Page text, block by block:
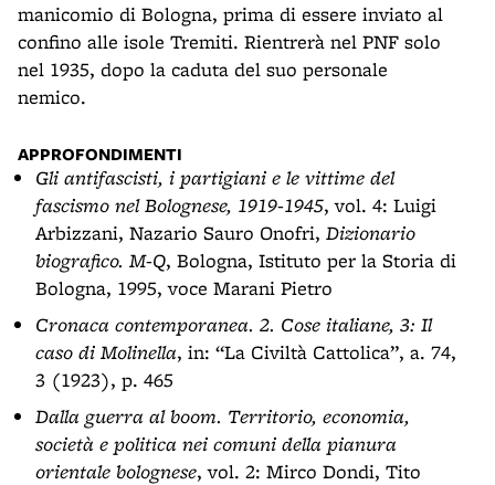
manicomio di Bologna, prima di essere inviato al
confino alle isole Tremiti. Rientrerà nel PNF solo
nel 1935, dopo la caduta del suo personale
nemico.
APPROFONDIMENTI
Gli antifascisti, i partigiani e le vittime del
fascismo nel Bolognese, 1919-1945, vol. 4: Luigi
Arbizzani, Nazario Sauro Onofri, Dizionario
biografico. M-Q, Bologna, Istituto per la Storia di
Bologna, 1995, voce Marani Pietro
Cronaca contemporanea. 2. Cose italiane, 3: Il
caso di Molinella, in: “La Civiltà Cattolica”, a. 74,
3 (1923), p. 465
Dalla guerra al boom. Territorio, economia,
società e politica nei comuni della pianura
orientale bolognese, vol. 2: Mirco Dondi, Tito